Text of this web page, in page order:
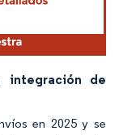
integración de
en 2025 y se